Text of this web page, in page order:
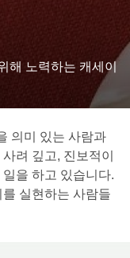
해 노력하는 캐세이
의미 있는 사람과
려 깊고, 진보적이
을 하고 있습니다.
실현하는 사람들